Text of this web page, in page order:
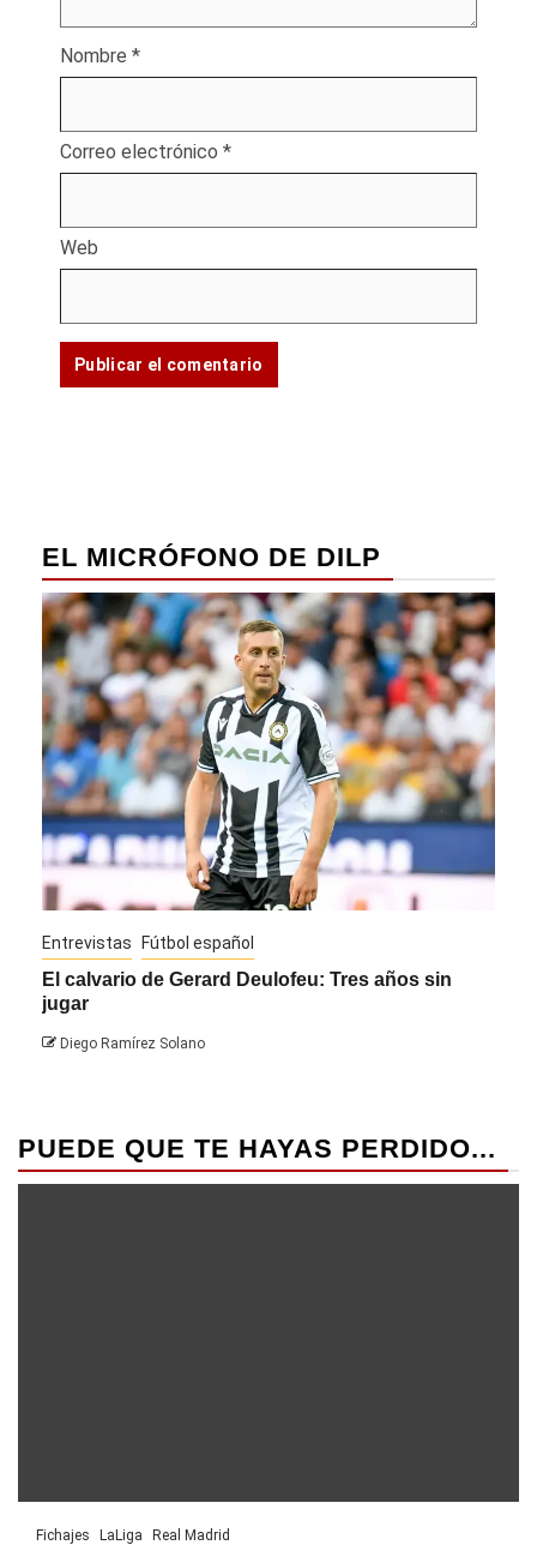
Nombre *
Correo electrónico *
Web
EL MICRÓFONO DE DILP
Entrevistas Fútbol español
El calvario de Gerard Deulofeu: Tres años sin
jugar
Diego Ramírez Solano
PUEDE QUE TE HAYAS PERDIDO...
Fichajes LaLiga Real Madrid